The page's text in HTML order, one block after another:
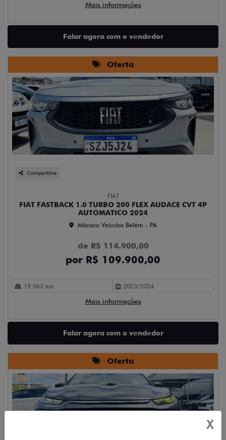
Mais informações
Falar agora com o vendedor
Oferta
Compartilhe
FIAT
FIAT FASTBACK 1.0 TURBO 200 FLEX AUDACE CVT 4P
AUTOMATICO 2024
Mônaco Veículos Belém - PA
de R$ 114.900,00
por R$ 109.900,00
19.063 km 2023/2024
Mais informações
Falar agora com o vendedor
Oferta
X